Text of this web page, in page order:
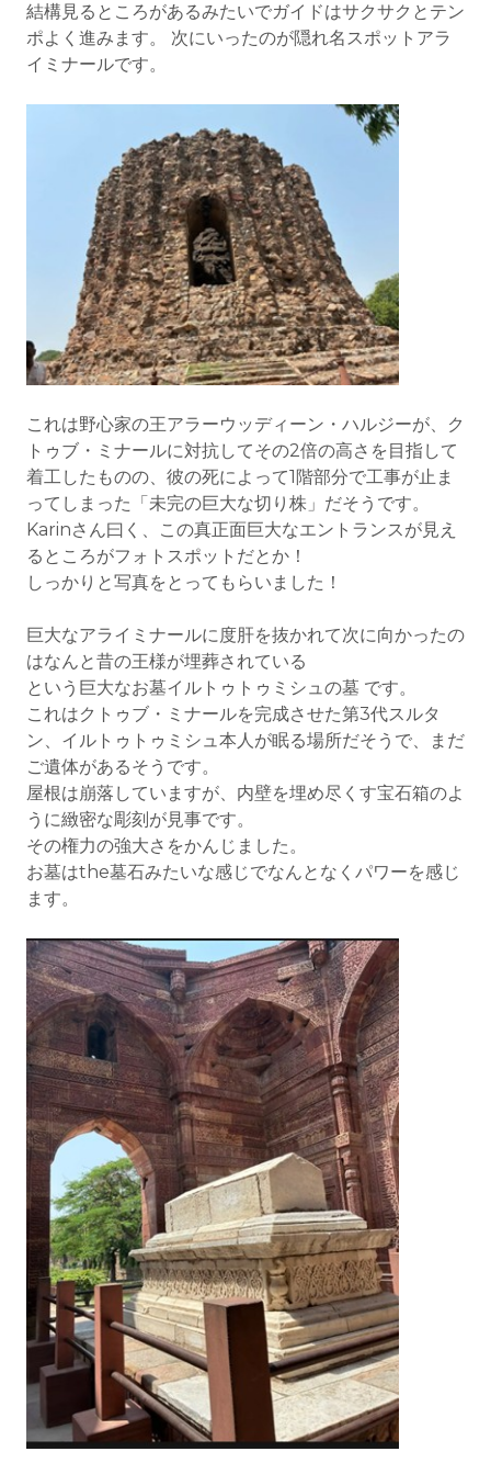
結構見るところがあるみたいでガイドはサクサクとテン
ポよく進みます。 次にいったのが隠れ名スポットアラ
イミナールです。
これは野心家の王アラーウッディーン・ハルジーが、ク
トゥブ・ミナールに対抗してその2倍の高さを目指して
着工したものの、彼の死によって1階部分で工事が止ま
ってしまった「未完の巨大な切り株」だそうです。
Karinさん曰く、この真正面巨大なエントランスが見え
るところがフォトスポットだとか！
しっかりと写真をとってもらいました！
巨大なアライミナールに度肝を抜かれて次に向かったの
はなんと昔の王様が埋葬されている
という巨大なお墓イルトゥトゥミシュの墓 です。
これはクトゥブ・ミナールを完成させた第3代スルタ
ン、イルトゥトゥミシュ本人が眠る場所だそうで、まだ
ご遺体があるそうです。
屋根は崩落していますが、内壁を埋め尽くす宝石箱のよ
うに緻密な彫刻が見事です。
その権力の強大さをかんじました。
お墓はthe墓石みたいな感じでなんとなくパワーを感じ
ます。